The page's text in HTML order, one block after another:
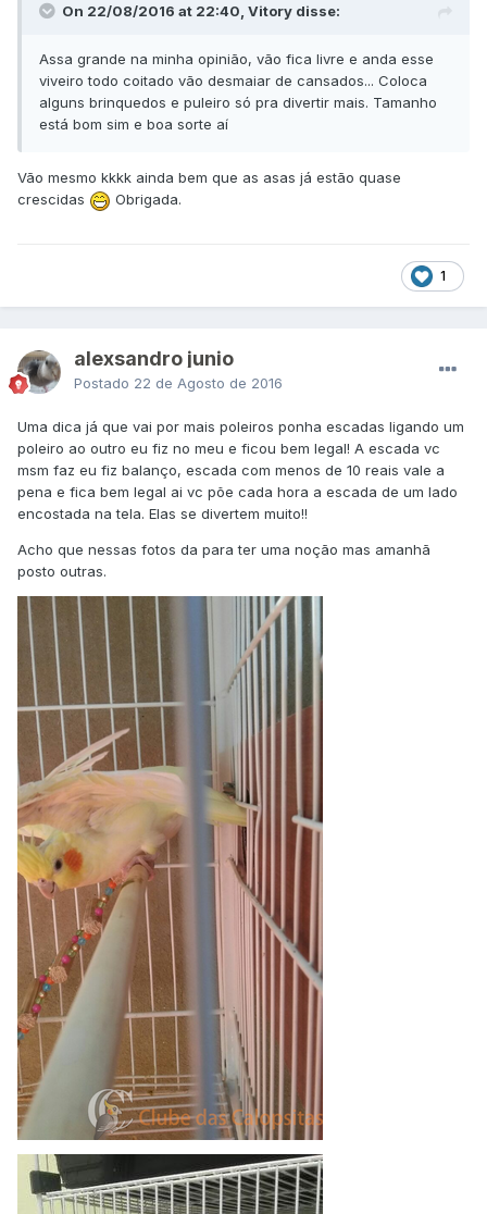
On 22/08/2016 at 22:40, Vitory disse:
Assa grande na minha opinião, vão fica livre e anda esse
viveiro todo coitado vão desmaiar de cansados... Coloca
alguns brinquedos e puleiro só pra divertir mais. Tamanho
está bom sim e boa sorte aí
Vão mesmo kkkk ainda bem que as asas já estão quase
crescidas
Obrigada.
1
alexsandro junio
Postado 22 de Agosto de 2016
Uma dica já que vai por mais poleiros ponha escadas ligando um
poleiro ao outro eu fiz no meu e ficou bem legal! A escada vc
msm faz eu fiz balanço, escada com menos de 10 reais vale a
pena e fica bem legal ai vc põe cada hora a escada de um lado
encostada na tela. Elas se divertem muito!!
Acho que nessas fotos da para ter uma noção mas amanhã
posto outras.